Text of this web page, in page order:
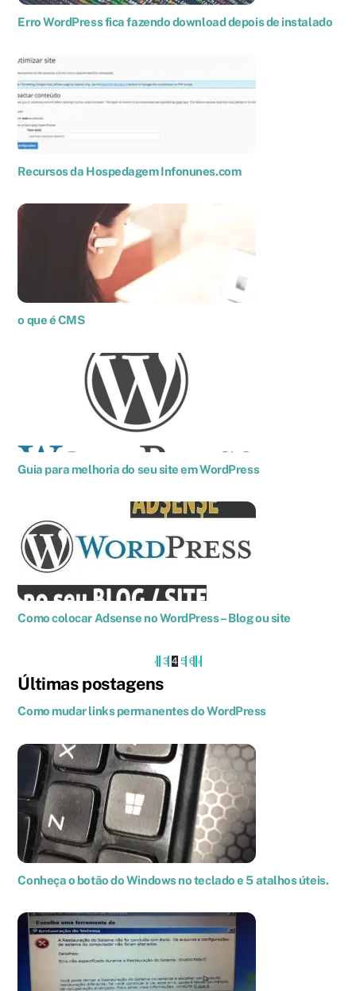
Erro WordPress fica fazendo download depois de instalado
Recursos da Hospedagem Infonunes.com
o que é CMS
Guia para melhoria do seu site em WordPress
Como colocar Adsense no WordPress – Blog ou site
«‹ 3 4 5 6›»
Últimas postagens
Como mudar links permanentes do WordPress
Conheça o botão do Windows no teclado e 5 atalhos úteis.